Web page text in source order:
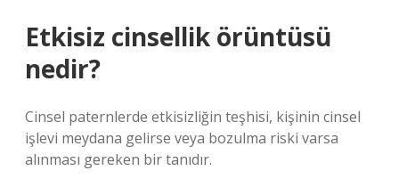
Etkisiz cinsellik örüntüsü
nedir?
Cinsel paternlerde etkisizliğin teşhisi, kişinin cinsel
işlevi meydana gelirse veya bozulma riski varsa
alınması gereken bir tanıdır.